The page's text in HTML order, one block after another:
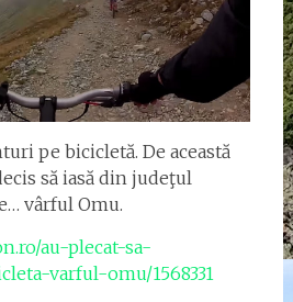
pe bicicletă. De această
să iasă din judeţul
vârful Omu.
au-plecat-sa-
varful-omu/1568331